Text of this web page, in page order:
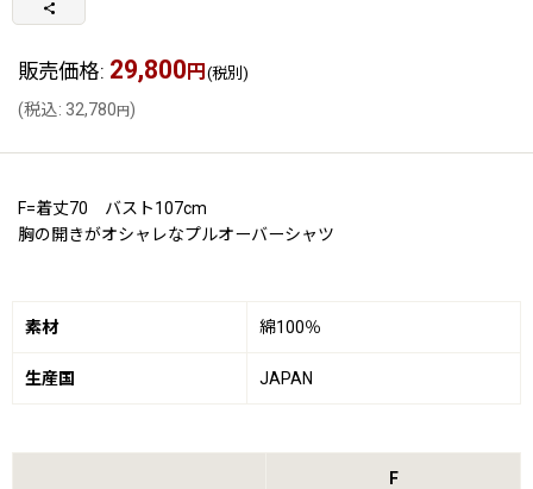
販売価格: 29,800 円 (税別)
(税込: 32,780円)
F=着丈70 バスト107cm
胸の開きがオシャレなプルオーバーシャツ
素材 綿100％
生産国 JAPAN
F